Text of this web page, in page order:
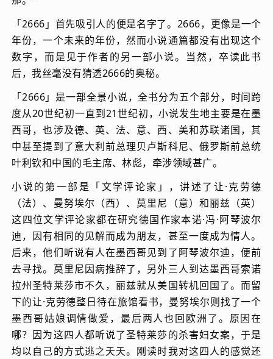
「2666」首先吸引人的便是名字了。2666，更像是一个
年份，一个未来的年份，然而小说通篇都没有出现这个
数字，而是见于作者的另一部小说。当然，卒读此书
后，我丝毫没有猜透2666的奥秘。
「2666」是一部全景小说，全书分为五个部分，时间跨
度从20世纪初一直到21世纪初，小说发生地主要是在墨
西哥，也涉及德、英、法、意、西、美和苏联诸国，其
中甚至提到了意大利前总理贝卢斯科尼、俄罗斯前总统
叶利钦和中国的毛主席、林彪，牵涉领域甚广。
小说的第一部是「文学评论家」，讲述了让·克劳德
（法）、曼努埃尔（西）、莫里尼（意）和丽兹（英）
这四位文学评论家都在研究德国作家本诺·冯·阿琴波尔
迪，因有相同的见解而成为朋友，甚至一度成为情人。
后来，他们听说有人在墨西哥见到了阿琴波尔迪，便前
去寻找。莫里尼因病推辞了，另外三人到达墨西哥索诺
拉州圣特莱莎市不久，丽兹就从美国转机回国了。而留
下的让·克劳德整日待在旅馆看书，曼努埃尔则找了一个
墨西哥姑娘调情做爱，最后两人也回欧洲了。原因在
哪？因为这四人都听说了圣特莱莎的杀害妇女案，于是
均以自己的方式逃之夭夭。刚读时我对这四人的感觉还